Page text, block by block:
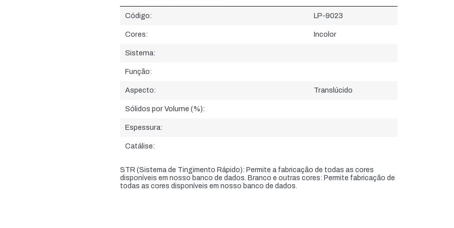
Informações do produto:
Código: LP-9023
Cores: Incolor
Sistema:
Função:
Aspecto: Translúcido
Sólidos por Volume (%):
Espessura:
Catálise:
STR (Sistema de Tingimento Rápido): Permite a fabricação de todas as cores
disponíveis em nosso banco de dados. Branco e outras cores: Permite fabricação de
todas as cores disponíveis em nosso banco de dados.